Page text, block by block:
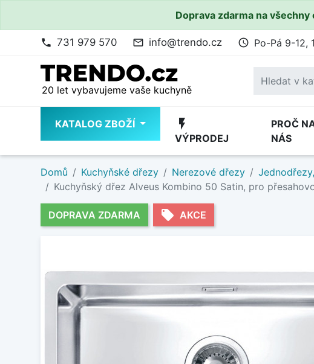
Doprava zdarma na
phone 731 979 570 mail_outline info@trendo.cz access_time Po-Pá 9-12,
20 let vybavujeme vaše kuchyně
KATALOG ZBOŽÍ flash_on
VÝPRODEJ
PROČ
NÁS
Domů Kuchyňské dřezy Nerezové dřezy
Kuchyňský dřez Alveus Kombino 50 Satin, pro
DOPRAVA ZDARMA local_offer AKCE